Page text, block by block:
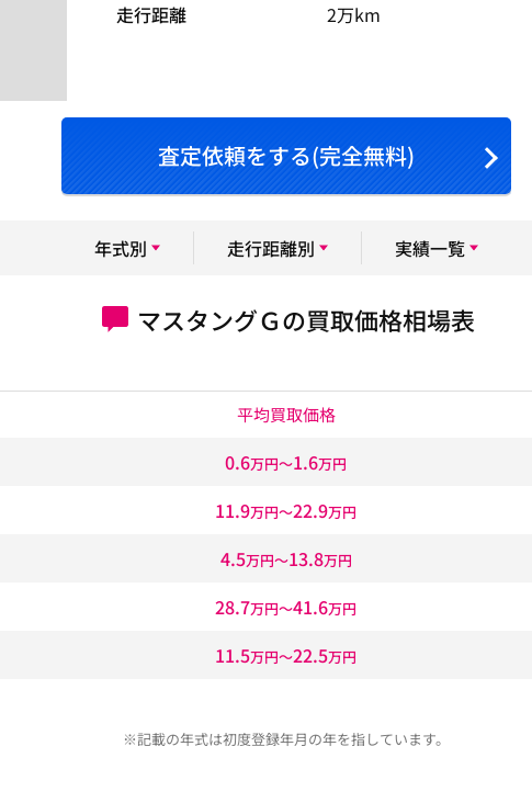
走行距離
2万km
査定依頼をする(完全無料)
年式別 走行距離別 実績一覧
マスタングＧの買取価格相場表
平均買取価格
0.6万円〜1.6万円
11.9万円〜22.9万円
4.5万円〜13.8万円
28.7万円〜41.6万円
11.5万円〜22.5万円
※記載の年式は初度登録年月の年を指しています。